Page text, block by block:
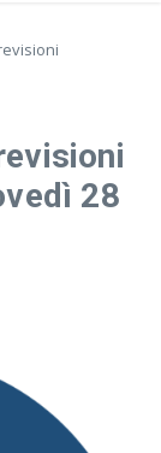
28